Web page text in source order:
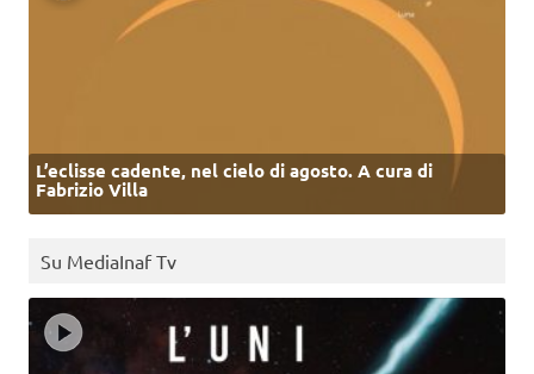
L’eclisse cadente, nel cielo di agosto. A cura di
Fabrizio Villa
Su MediaInaf Tv